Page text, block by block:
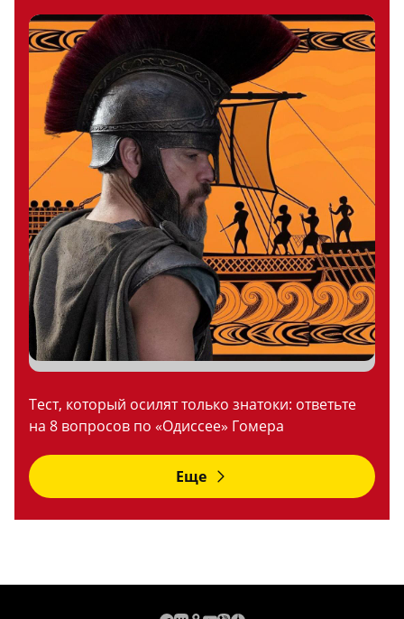
Тест, который осилят только знатоки: ответьте
на 8 вопросов по «Одиссее» Гомера
Еще